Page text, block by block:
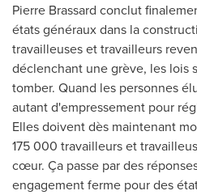
Pierre Brassard conclut
états généraux dans la
travailleuses et travailleurs
déclenchant une grève, les lois
tomber. Quand les personnes
autant d'empressement pour
Elles doivent dès maintenant
175 000 travailleurs et
cœur. Ça passe par des
engagement ferme pour des